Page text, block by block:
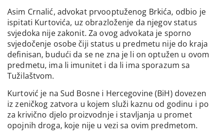
Asim Crnalić, advokat prvooptuženog Brkića, odbio je
ispitati Kurtovića, uz obrazloženje da njegov status
svjedoka nije zakonit. Za ovog advokata je sporno
svjedočenje osobe čiji status u predmetu nije do kraja
definisan, budući da se ne zna je li on optužen u ovom
predmetu, ima li imunitet i da li ima sporazum sa
Tužilaštvom.
Kurtović je na Sud Bosne i Hercegovine (BiH) dovezen
iz zeničkog zatvora u kojem služi kaznu od godinu i po
za krivično djelo proizvodnje i stavljanja u promet
opojnih droga, koje nije u vezi sa ovim predmetom.